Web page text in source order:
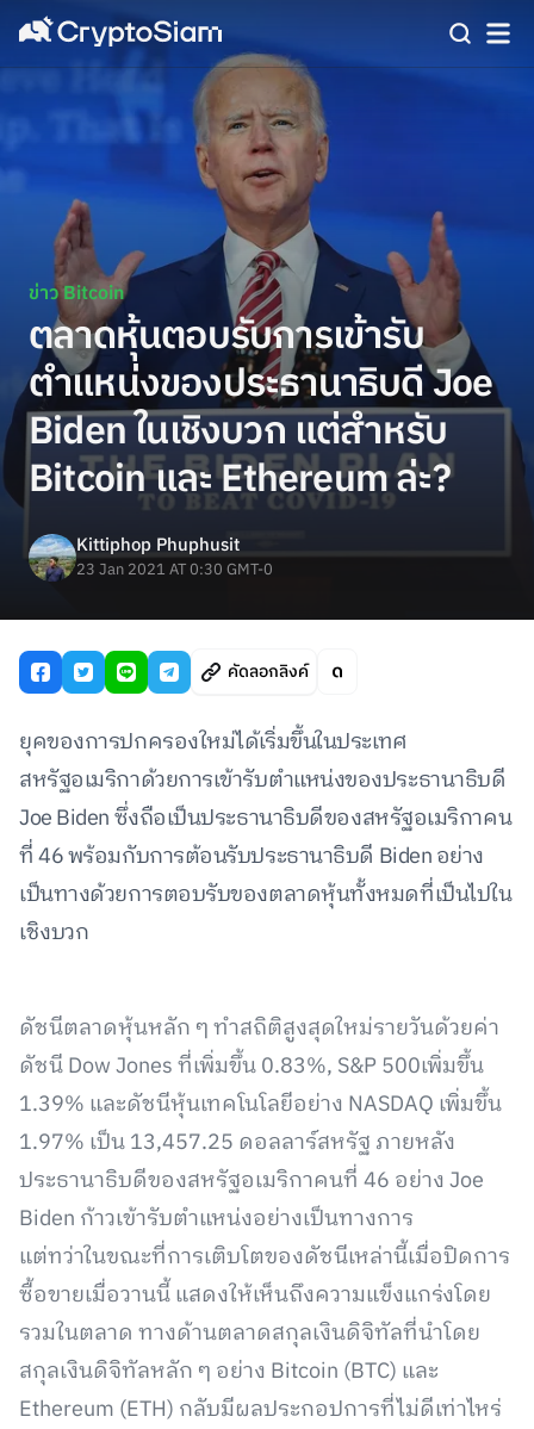
ข่าว Bitcoin
ตลาดหุ้นตอบรับการเข้ารับ
ตำแหน่งของประธานาธิบดี Joe
Biden ในเชิงบวก แต่สำหรับ
Bitcoin และ Ethereum ล่ะ?
Kittiphop Phuphusit
23 Jan 2021 AT 0:30 GMT-0
คัดลอกลิงค์
ยุคของการปกครองใหม่ได้เริ่มขึ้นในประเทศ
สหรัฐอเมริกาด้วยการเข้ารับตำแหน่งของประธานาธิบดี
Joe Biden ซึ่งถือเป็นประธานาธิบดีของสหรัฐอเมริกาคน
ที่ 46 พร้อมกับการต้อนรับประธานาธิบดี Biden อย่าง
เป็นทางด้วยการตอบรับของตลาดหุ้นทั้งหมดที่เป็นไปใน
เชิงบวก
ดัชนีตลาดหุ้นหลัก ๆ ทำสถิติสูงสุดใหม่รายวันด้วยค่า
ดัชนี Dow Jones ที่เพิ่มขึ้น 0.83%, S&P 500เพิ่มขึ้น
1.39% และดัชนีหุ้นเทคโนโลยีอย่าง NASDAQ เพิ่มขึ้น
1.97% เป็น 13,457.25 ดอลลาร์สหรัฐ ภายหลัง
ประธานาธิบดีของสหรัฐอเมริกาคนที่ 46 อย่าง Joe
Biden ก้าวเข้ารับตำแหน่งอย่างเป็นทางการ
แต่ทว่าในขณะที่การเติบโตของดัชนีเหล่านี้เมื่อปิดการ
ซื้อขายเมื่อวานนี้ แสดงให้เห็นถึงความแข็งแกร่งโดย
รวมในตลาด ทางด้านตลาดสกุลเงินดิจิทัลที่นำโดย
สกุลเงินดิจิทัลหลัก ๆ อย่าง Bitcoin (BTC) และ
Ethereum (ETH) กลับมีผลประกอปการที่ไม่ดีเท่าไหร่